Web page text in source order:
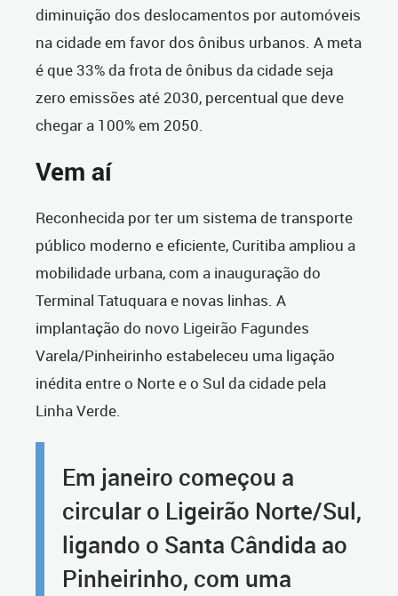
diminuição dos deslocamentos por automóveis
na cidade em favor dos ônibus urbanos. A meta
é que 33% da frota de ônibus da cidade seja
zero emissões até 2030, percentual que deve
chegar a 100% em 2050.
Vem aí
Reconhecida por ter um sistema de transporte
público moderno e eficiente, Curitiba ampliou a
mobilidade urbana, com a inauguração do
Terminal Tatuquara e novas linhas. A
implantação do novo Ligeirão Fagundes
Varela/Pinheirinho estabeleceu uma ligação
inédita entre o Norte e o Sul da cidade pela
Linha Verde.
Em janeiro começou a
circular o Ligeirão Norte/Sul,
ligando o Santa Cândida ao
Pinheirinho, com uma